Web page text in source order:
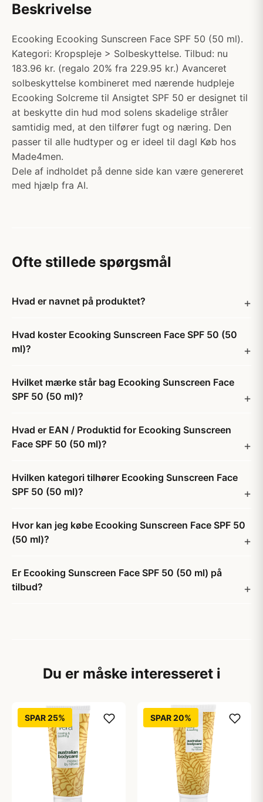
Beskrivelse
Ecooking Ecooking Sunscreen Face SPF 50 (50 ml).
Kategori: Kropspleje > Solbeskyttelse. Tilbud: nu
183.96 kr. (regalo 20% fra 229.95 kr.) Avanceret
solbeskyttelse kombineret med nærende hudpleje
Ecooking Solcreme til Ansigtet SPF 50 er designet til
at beskytte din hud mod solens skadelige stråler
samtidig med, at den tilfører fugt og næring. Den
passer til alle hudtyper og er ideel til dagl Køb hos
Made4men.
Dele af indholdet på denne side kan være genereret
med hjælp fra AI.
Ofte stillede spørgsmål
Hvad er navnet på produktet?
Hvad koster Ecooking Sunscreen Face SPF 50 (50
ml)?
Hvilket mærke står bag Ecooking Sunscreen Face
SPF 50 (50 ml)?
Hvad er EAN / Produktid for Ecooking Sunscreen
Face SPF 50 (50 ml)?
Hvilken kategori tilhører Ecooking Sunscreen Face
SPF 50 (50 ml)?
Hvor kan jeg købe Ecooking Sunscreen Face SPF 50
(50 ml)?
Er Ecooking Sunscreen Face SPF 50 (50 ml) på
tilbud?
Du er måske interesseret i
SPAR 25% SPAR 20%